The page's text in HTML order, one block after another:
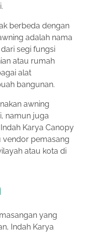
berbeda dengan
adalah nama
segi fungsi
atau rumah
alat
bangunan.
awning
namun juga
Karya Canopy
vendor pemasang
atau kota di
yang
Indah Karya